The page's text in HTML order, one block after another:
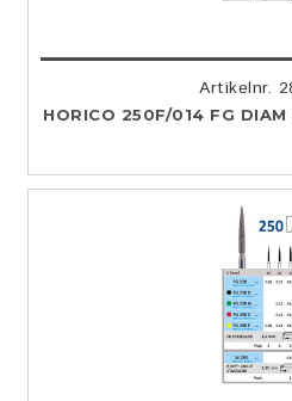
Artikelnr.
HORICO 250F/014 FG